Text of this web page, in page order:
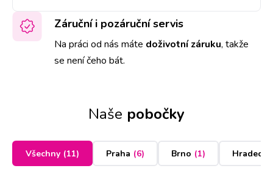
Záruční i pozáruční servis
Na práci od nás máte doživotní záruku, takže
se není čeho bát.
Naše pobočky
Všechny (11) Praha (6) Brno (1) Hradec